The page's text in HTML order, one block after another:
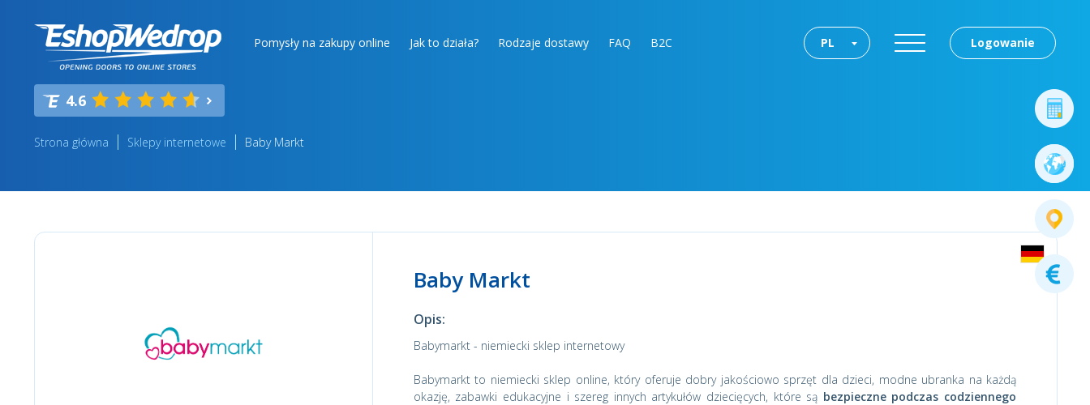
Pomysły na zakupy online Jak to działa? Rodzaje dostawy FAQ B2C Logowanie
PL
4.6
Strona główna Sklepy internetowe Baby Markt
Baby Markt
Opis:
Babymarkt - niemiecki sklep internetowy
Babymarkt to niemiecki sklep online, który oferuje dobry jakościowo sprzęt dla dzieci, modne ubranka na każdą
okazję, zabawki edukacyjne i szereg innych artykułów dziecięcych, które są bezpieczne podczas codziennego